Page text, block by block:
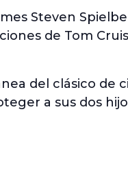
Steven
de Tom
del clásico de
a sus dos